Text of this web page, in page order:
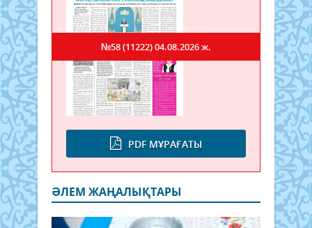
PDF МҰРАҒАТЫ
№58 (11222)04.08.2026 ж.
ӘЛЕМ ЖАҢАЛЫҚТАРЫ